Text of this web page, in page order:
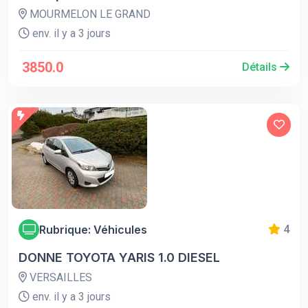
MOURMELON LE GRAND
env. il y a 3 jours
3850.0 Détails
Rubrique: Véhicules 4
DONNE TOYOTA YARIS 1.0 DIESEL
VERSAILLES
env. il y a 3 jours